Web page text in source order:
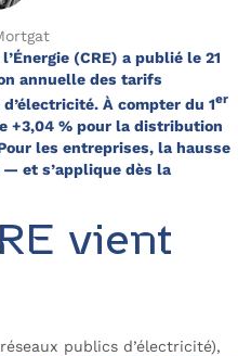
(CRE) a publié le 21
annuelle des tarifs
À compter du 1er
+3,04 % pour la distribution
les entreprises, la hausse
et s’applique dès la
vient
publics d’électricité),